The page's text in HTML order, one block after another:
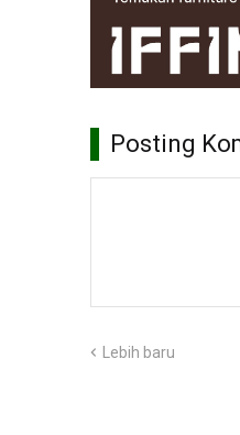
Posting
Lebih baru